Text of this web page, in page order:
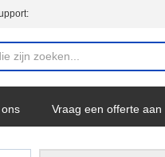
Vraag een offerte aan